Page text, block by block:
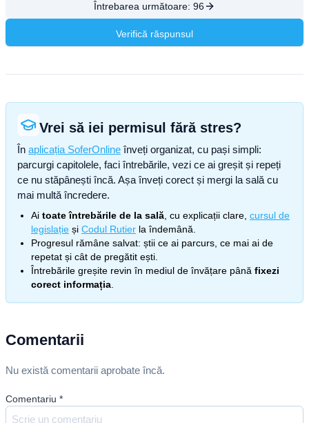
Întrebarea următoare: 96
Verifică răspunsul
Vrei să iei permisul fără stres?
În aplicația SoferOnline înveți organizat, cu pași simpli:
parcurgi capitolele, faci întrebările, vezi ce ai greșit și repeți
ce nu stăpânești încă. Așa înveți corect și mergi la sală cu
mai multă încredere.
Ai toate întrebările de la sală , cu explicații clare, cursul de
legislație și Codul Rutier la îndemână.
Progresul rămâne salvat: știi ce ai parcurs, ce mai ai de
repetat și cât de pregătit ești.
Întrebările greșite revin în mediul de învățare până fixezi
corect informația
Comentarii
Nu există comentarii aprobate încă.
Comentariu *